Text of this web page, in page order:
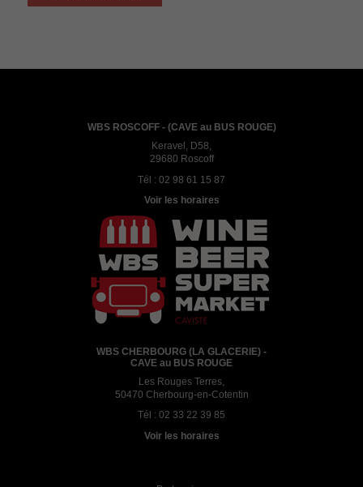
WBS ROSCOFF - (CAVE au BUS ROUGE)
Keravel, D58,
29680 Roscoff
Tél : 02 98 61 15 87
Voir les horaires
WBS CHERBOURG (LA GLACERIE) -
CAVE au BUS ROUGE
Les Rouges Terres,
50470 Cherbourg-en-Cotentin
Tél : 02 33 22 39 85
Voir les horaires